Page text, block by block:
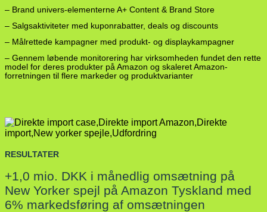
– Brand univers-elementerne A+ Content & Brand Store
– Salgsaktiviteter med kuponrabatter, deals og discounts
– Målrettede kampagner med produkt- og displaykampagner
– Gennem løbende monitorering har virksomheden fundet den rette
model for deres produkter på Amazon og skaleret Amazon-
forretningen til flere markeder og produktvarianter
RESULTATER
+1,0 mio. DKK i månedlig omsætning på
New Yorker spejl på Amazon Tyskland med
6% markedsføring af omsætningen